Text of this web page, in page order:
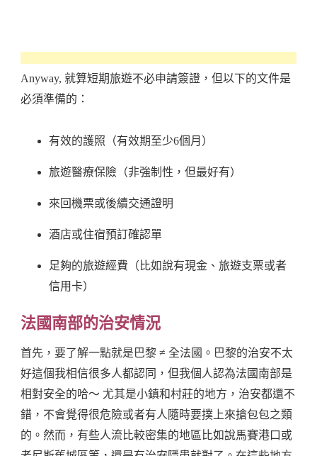
Anyway, 就算短期旅遊不必申請簽證，但以下的文件是
必須準備的：
有效的護照（有效期至少6個月）
旅遊醫療保險（非強制性，但最好有）
來回機票或後續交通證明
酒店或住宿預訂確認單
足夠的旅遊經費（比如說有現金、旅遊支票或者
信用卡）
法國南部的治安情況
首先，要了解一點就是巴黎 ≠ 全法國。巴黎的治安不太
好這個我相信很多人都認同，但我個人認為法國南部是
相對安全的哈～ 尤其是小鎮和村莊的地方，治安都還不
錯，不會覺得很危險或者有人隨時要撲上來搶包包之類
的。然而，有些人流比較密集的地區比如說馬賽港口或